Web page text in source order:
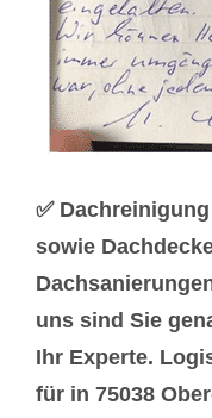
✅
sowie
uns sind Sie
Ihr Experte.
für in 75038